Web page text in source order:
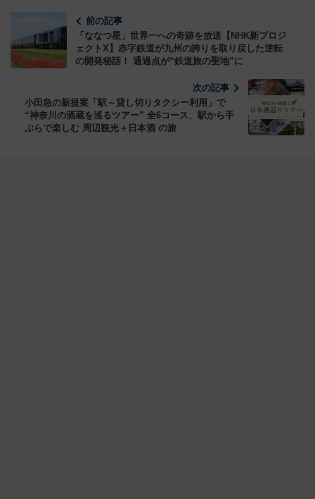
前の記事
「ななつ星」世界一への奇跡を放送【NHK新プロジ
ェクトX】赤字鉄道が九州の誇りを取り戻した逆転
の開発秘話！ 通過点が“鉄道旅の聖地”に
次の記事
小田急の新提案「駅～貸し切りタクシー利用」で
“神奈川の酒蔵を巡るツアー” 全6コース、駅から手
ぶらで楽しむ 周辺観光＋日本酒 の旅